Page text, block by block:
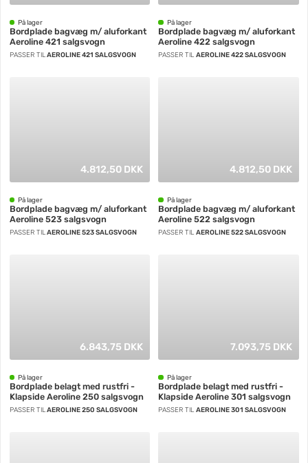
På lager
Bordplade bagvæg m/ aluforkant
Aeroline 421 salgsvogn
PASSER TIL AEROLINE 421 SALGSVOGN
På lager
Bordplade bagvæg m/ aluforkant
Aeroline 422 salgsvogn
PASSER TIL AEROLINE 422 SALGSVOGN
4.812,50 DKK
På lager
Bordplade bagvæg m/ aluforkant
Aeroline 523 salgsvogn
PASSER TIL AEROLINE 523 SALGSVOGN
4.812,50 DKK
På lager
Bordplade bagvæg m/ aluforkant
Aeroline 522 salgsvogn
PASSER TIL AEROLINE 522 SALGSVOGN
6.843,75 DKK
På lager
Bordplade belagt med rustfri -
Klapside Aeroline 250 salgsvogn
PASSER TIL AEROLINE 250 SALGSVOGN
7.093,75 DKK
På lager
Bordplade belagt med rustfri -
Klapside Aeroline 301 salgsvogn
PASSER TIL AEROLINE 301 SALGSVOGN